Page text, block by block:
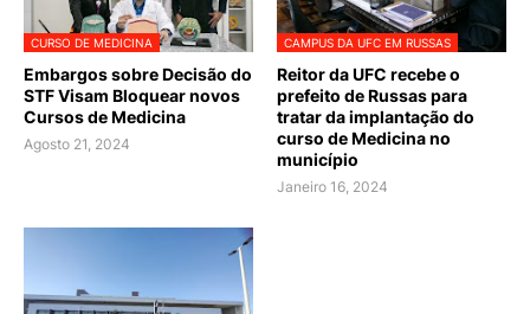
CURSO DE MEDICINA
Embargos sobre Decisão do
STF Visam Bloquear novos
Cursos de Medicina
Agosto 21, 2024
CAMPUS DA UFC EM RUSSAS
Reitor da UFC recebe o
prefeito de Russas para
tratar da implantação do
curso de Medicina no
município
Janeiro 16, 2024